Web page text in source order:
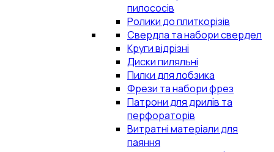
пилососів
Ролики до плиткорізів
Свердла та набори свердел
Круги відрізні
Диски пиляльні
Пилки для лобзика
Фрези та набори фрез
Патрони для дрилів та
перфораторів
Витратні матеріали для
паяння